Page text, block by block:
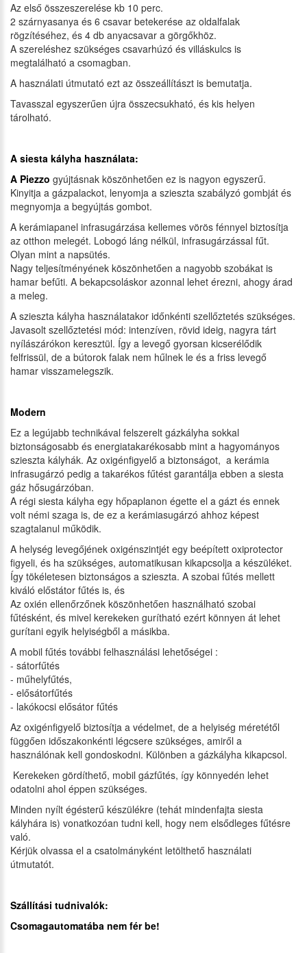
Az első összeszerelése kb 10 perc.
2 szárnyasanya és 6 csavar betekerése az oldalfalak
rögzítéséhez, és 4 db anyacsavar a görgőkhöz.
A szereléshez szükséges csavarhúzó és villáskulcs is
megtalálható a csomagban.
A használati útmutató ezt az összeállítászt is bemutatja.
Tavasszal egyszerűen újra összecsukható, és kis helyen
tárolható.
A siesta kályha használata:
A Piezzo gyújtásnak köszönhetően ez is nagyon egyszerű.
Kinyitja a gázpalackot, lenyomja a szieszta szabályzó gombját és
megnyomja a begyújtás gombot.
A kerámiapanel infrasugárzása kellemes vörös fénnyel biztosítja
az otthon melegét. Lobogó láng nélkül, infrasugárzással fűt.
Olyan mint a napsütés.
Nagy teljesítményének köszönhetően a nagyobb szobákat is
hamar befűti. A bekapcsoláskor azonnal lehet érezni, ahogy árad
a meleg.
A szieszta kályha használatakor időnkénti szellőztetés szükséges.
Javasolt szellőztetési mód: intenzíven, rövid ideig, nagyra tárt
nyílászárókon keresztül. Így a levegő gyorsan kicserélődik
felfrissül, de a bútorok falak nem hűlnek le és a friss levegő
hamar visszamelegszik.
Modern
Ez a legújabb technikával felszerelt gázkályha sokkal
biztonságosabb és energiatakarékosabb mint a hagyományos
szieszta kályhák. Az oxigénfigyelő a biztonságot, a kerámia
infrasugárzó pedig a takarékos fűtést garantálja ebben a siesta
gáz hősugárzóban.
A régi siesta kályha egy hőpaplanon égette el a gázt és ennek
volt némi szaga is, de ez a kerámiasugárzó ahhoz képest
szagtalanul működik.
A helység levegőjének oxigénszintjét egy beépített oxiprotector
figyeli, és ha szükséges, automatikusan kikapcsolja a készüléket.
Így tökéletesen biztonságos a szieszta. A szobai fűtés mellett
kiváló előstátor fűtés is, és
Az oxién ellenőrzőnek köszönhetően használható szobai
fűtésként, és mivel kerekeken gurítható ezért könnyen át lehet
gurítani egyik helyiségből a másikba.
A mobil fűtés további felhasználási lehetőségei :
- sátorfűtés
- műhelyfűtés,
- elősátorfűtés
- lakókocsi elősátor fűtés
Az oxigénfigyelő biztosítja a védelmet, de a helyiség méretétől
függően időszakonkénti légcsere szükséges, amiről a
használónak kell gondoskodni. Különben a gázkályha kikapcsol.
Kerekeken gördíthető, mobil gázfűtés, így könnyedén lehet
odatolni ahol éppen szükséges.
Minden nyílt égésterű készülékre (tehát mindenfajta siesta
kályhára is) vonatkozóan tudni kell, hogy nem elsődleges fűtésre
való.
Kérjük olvassa el a csatolmányként letölthető használati
útmutatót.
Szállítási tudnivalók:
Csomagautomatába nem fér be!